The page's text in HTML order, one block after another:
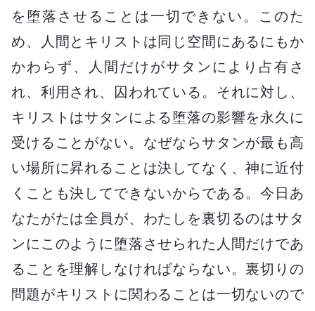
を堕落させることは一切できない。このた
め、人間とキリストは同じ空間にあるにもか
かわらず、人間だけがサタンにより占有さ
れ、利用され、囚われている。それに対し、
キリストはサタンによる堕落の影響を永久に
受けることがない。なぜならサタンが最も高
い場所に昇れることは決してなく、神に近付
くことも決してできないからである。今日あ
なたがたは全員が、わたしを裏切るのはサタ
ンにこのように堕落させられた人間だけであ
ることを理解しなければならない。裏切りの
問題がキリストに関わることは一切ないので